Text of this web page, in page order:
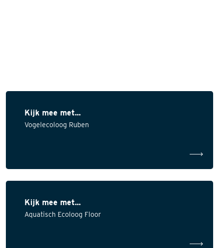
Kijk mee met...
Vogelecoloog Ruben
Kijk mee met...
Aquatisch Ecoloog Floor